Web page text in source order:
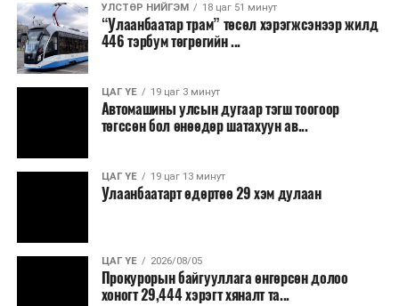
шатахууны зардлыг зөвхөн түгжрэлд алддаг аж.
“Улаанбаатар трам” төсөл хэрэгжиж, авто замын
ачаалал буурснаар трассын дагуух автомашинуудын
шатахууны хэмнэлт жилд 446 тэрбум төгрөгт хүрэх
боломжтой гэсэн тооцоог техник, эдийн засгийн
үндэслэлд тусгажээ.
Төсөл хэрэгжсэнээр иргэдийн зорчих хугацаа
богиносож, түгжрэлээс үүдэлтэй эдийн засгийн
тогтолцоо бүрдэх ач холбогдолтой юм.
УЛСТӨР НИЙГЭМ 18 цаг 51 минут
“Улаанбаатар трам” төсөл хэрэгжсэнээр жилд
446 тэрбум төгрөгийн ...
ЦАГ ҮЕ 19 цаг 3 минут
Автомашины улсын дугаар тэгш тоогоор
төгссөн бол өнөөдөр шатахуун ав...
ЦАГ ҮЕ 19 цаг 13 минут
Улаанбаатарт өдөртөө 29 хэм дулаан
ЦАГ ҮЕ 2026/08/05
Прокурорын байгууллага өнгөрсөн долоо
хоногт 29,444 хэрэгт хяналт та...